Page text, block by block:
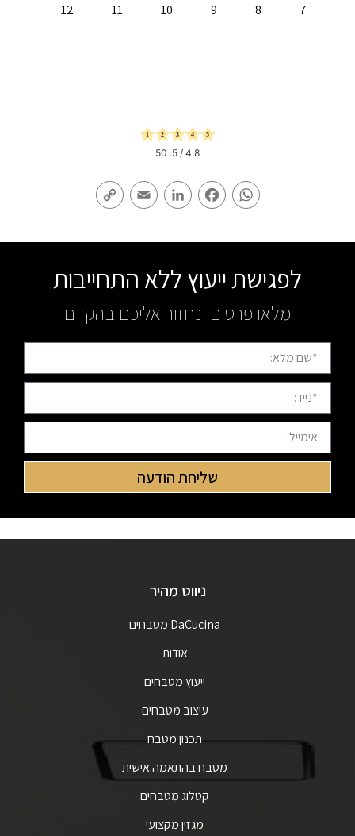
7
8
9
10
11
12
4.8
/ 5.
50
WhatsApp
Facebook
LinkedIn
Email
לפגישת ייעוץ ללא התחייבות
מלאו פרטים ונחזור אליכם בהקדם
שליחת הודעה
ניווט מהיר
DaCucina מטבחים
אודות
ייעוץ מטבחים
עיצוב מטבחים
תכנון מטבח
מטבח בהתאמה אישית
קטלוג מטבחים
מגזין מקצועי